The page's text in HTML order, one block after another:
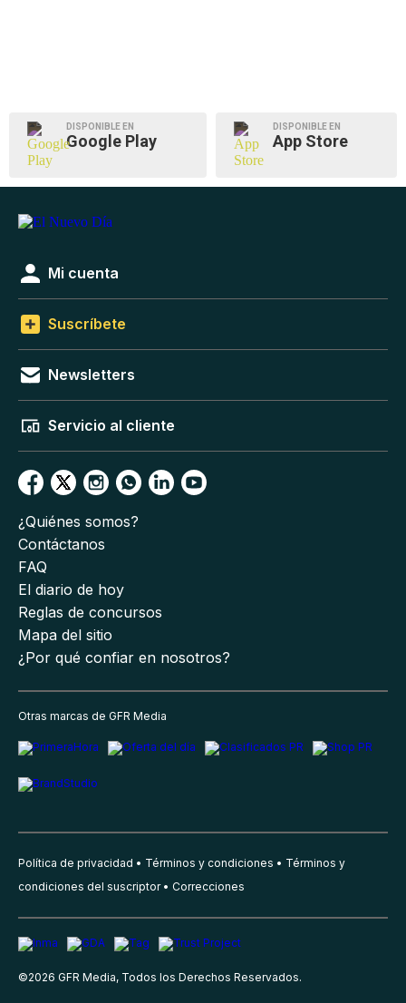
DISPONIBLE EN
Google Play
DISPONIBLE EN
App Store
Mi cuenta
Suscríbete
Newsletters
Servicio al cliente
¿Quiénes somos?
Contáctanos
FAQ
El diario de hoy
Reglas de concursos
Mapa del sitio
¿Por qué confiar en nosotros?
Otras marcas de GFR Media
Política de privacidad Términos y condiciones
Términos y
condiciones del suscriptor
Correcciones
©2026 GFR Media, Todos los Derechos Reservados.